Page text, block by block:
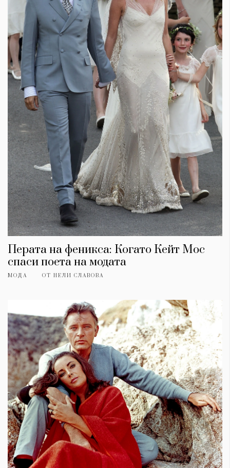
Перата на феникса: Когато Кейт Мос
спаси поета на модата
МОДА ОТ НЕЛИ СЛАВОВА